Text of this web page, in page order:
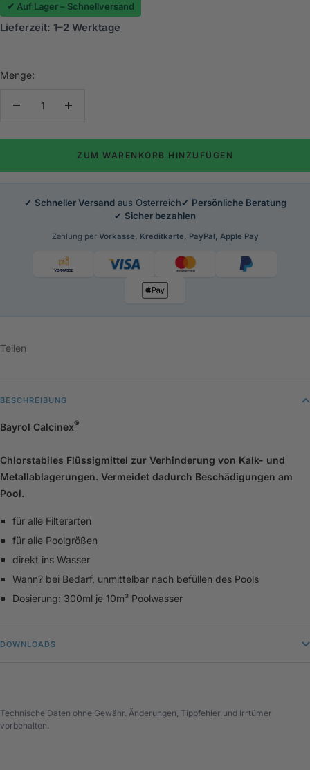
✔ Auf Lager – Schnellversand
Lieferzeit: 1–2 Werktage
Menge:
Menge
Menge
ZUM WARENKORB HINZUFÜGEN
✔ Schneller Versandaus Österreich✔ Persönliche Beratung
✔ Sicher bezahlen
Zahlung per Vorkasse, Kreditkarte, PayPal, Apple Pay
Teilen
BESCHREIBUNG
Bayrol Calcinex®
Chlorstabiles Flüssigmittel zur Verhinderung von Kalk- und
Metallablagerungen. Vermeidet dadurch Beschädigungen am
Pool.
für alle Filterarten
für alle Poolgrößen
direkt ins Wasser
Wann? bei Bedarf, unmittelbar nach befüllen des Pools
Dosierung: 300ml je 10m³ Poolwasser
DOWNLOADS
Technische Daten ohne Gewähr. Änderungen, Tippfehler und Irrtümer
vorbehalten.